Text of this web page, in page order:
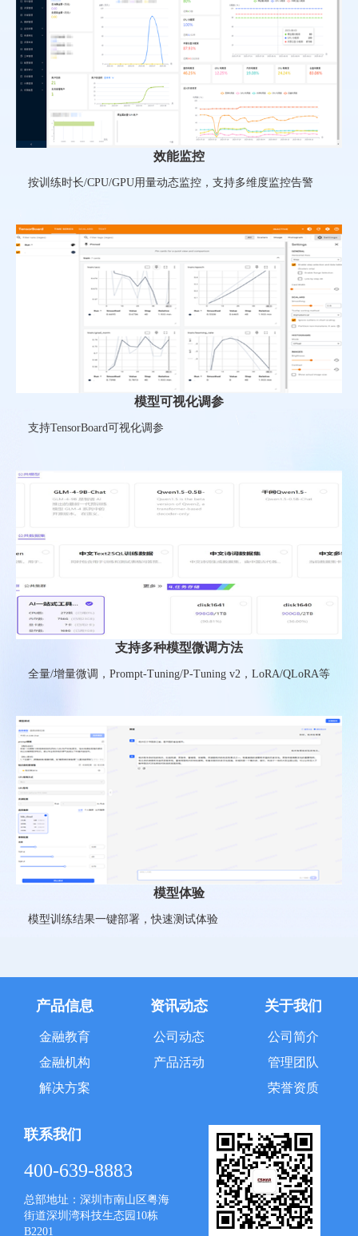
效能监控
按训练时长/CPU/GPU用量动态监控，支持多维度监控告警
模型可视化调参
支持TensorBoard可视化调参
支持多种模型微调方法
全量/增量微调，Prompt-Tuning/P-Tuning v2，LoRA/QLoRA等
模型体验
模型训练结果一键部署，快速测试体验
产品信息
金融教育
金融机构
解决方案
资讯动态
公司动态
产品活动
关于我们
公司简介
管理团队
荣誉资质
联系我们
400-639-8883
总部地址：深圳市南山区粤海
街道深圳湾科技生态园10栋
B2201